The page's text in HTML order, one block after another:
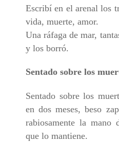
Escribí en el arenal los
vida, muerte, amor.
Una ráfaga de mar,
y los borró.
Sentado sobre los
Sentado sobre los
en dos meses, beso
rabiosamente la
que lo mantiene.